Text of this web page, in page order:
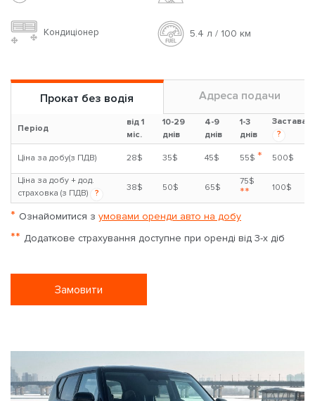
Кондиціонер 5.4 л / 100 км
Прокат без водія Адреса подачи
Період
від 1
міс.
10-29
днів
4-9
днів
1-3
днів
Застава
?
Ціна за добу(з ПДВ) 28$ 35$ 45$ 55$ * 500$
Ціна за добу + дод.
страховка (з ПДВ)
?
38$ 50$ 65$
75$
** 100$
* Ознайомитися з умовами оренди авто на добу
** Додаткове страхування доступне при оренді від 3-х діб
Замовити